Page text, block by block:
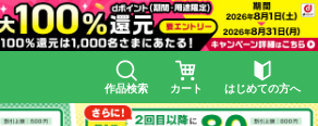
作品検索 カート はじめての方へ